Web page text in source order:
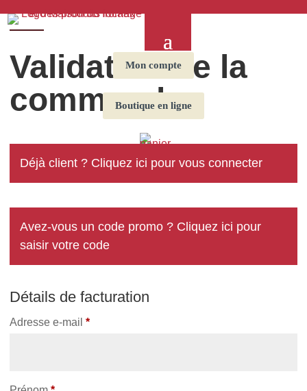
Mon compte
Boutique en ligne
Validation de la
commande
Déjà client ? Cliquez ici pour vous connecter
Avez-vous un code promo ? Cliquez ici pour
saisir votre code
Détails de facturation
Adresse e-mail*